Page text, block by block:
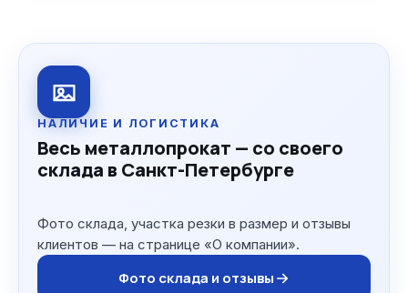
НАЛИЧИЕ И ЛОГИСТИКА
Весь металлопрокат — со своего
склада в Санкт-Петербурге
Фото склада, участка резки в размер и отзывы
клиентов — на странице «О компании».
Фото склада и отзывы